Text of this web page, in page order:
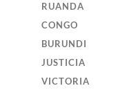
RUANDA
CONGO
BURUNDI
JUSTICIA
VICTORIA